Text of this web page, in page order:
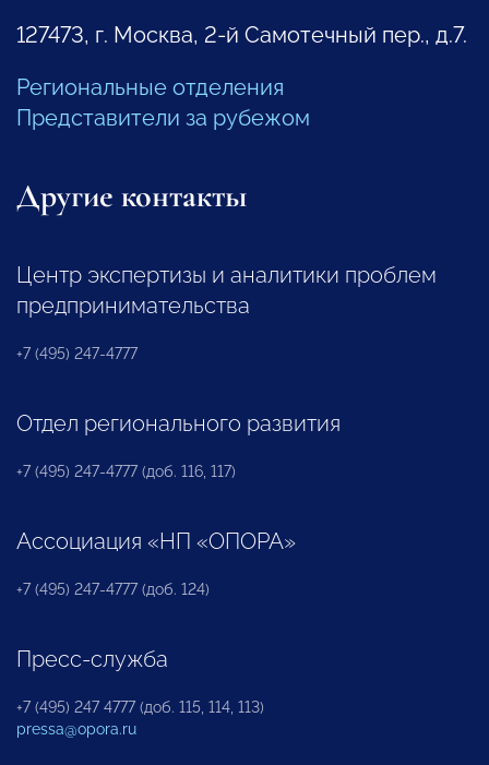
127473, г. Москва, 2-й Самотечный пер., д.7.
Региональные отделения
Представители за рубежом
Другие контакты
Центр экспертизы и аналитики проблем
предпринимательства
+7 (495) 247-4777
Отдел регионального развития
+7 (495) 247-4777 (доб. 116, 117)
Ассоциация «НП «ОПОРА»
+7 (495) 247-4777 (доб. 124)
Пресс-служба
+7 (495) 247 4777 (доб. 115, 114, 113)
pressa@opora.ru